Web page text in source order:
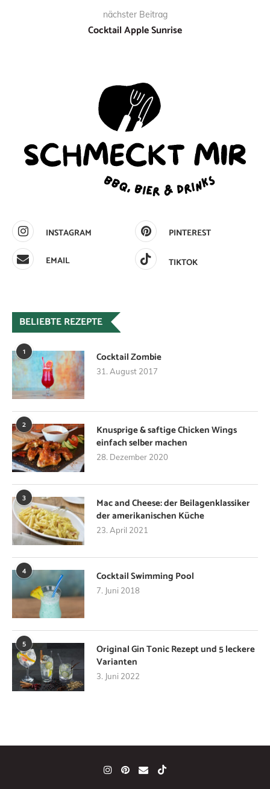
nächster Beitrag
Cocktail Apple Sunrise
INSTAGRAM
PINTEREST
EMAIL
TIKTOK
BELIEBTE REZEPTE
1 Cocktail Zombie
31. August 2017
2
Knusprige & saftige Chicken Wings
einfach selber machen
28. Dezember 2020
3
Mac and Cheese: der Beilagenklassiker
der amerikanischen Küche
23. April 2021
4 Cocktail Swimming Pool
7. Juni 2018
5
Original Gin Tonic Rezept und 5 leckere
Varianten
3. Juni 2022